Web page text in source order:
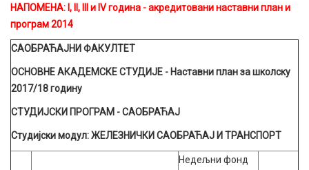
НАПОМЕНА: I, II, III и IV година - акредитовани наставни план и
програм 2014
САОБРАЋАЈНИ ФАКУЛТЕТ
ОСНОВНЕ АКАДЕМСКЕ СТУДИЈЕ - Наставни план за школску
2017/18годину
СТУДИЈСКИ ПРОГРАМ - САОБРАЋАЈ
Студијски модул:ЖЕЛЕЗНИЧКИ САОБРАЋАЈ И ТРАНСПОРТ
Недељни фонд